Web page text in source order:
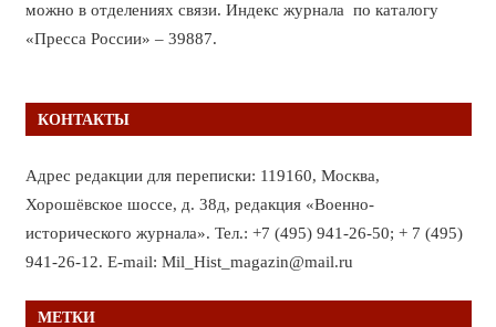
можно в отделениях связи. Индекс журнала по каталогу
«Пресса России» – 39887.
КОНТАКТЫ
Адрес редакции для переписки: 119160, Москва,
Хорошёвское шоссе, д. 38д, редакция «Военно-
исторического журнала». Тел.: +7 (495) 941-26-50; + 7 (495)
941-26-12. E-mail: Mil_Hist_magazin@mail.ru
МЕТКИ